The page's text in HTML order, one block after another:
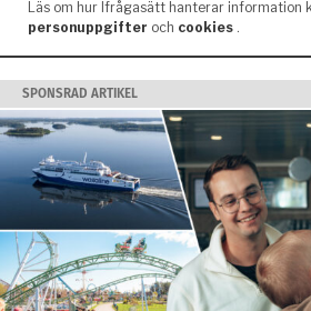
SPONSRAD ARTIKEL